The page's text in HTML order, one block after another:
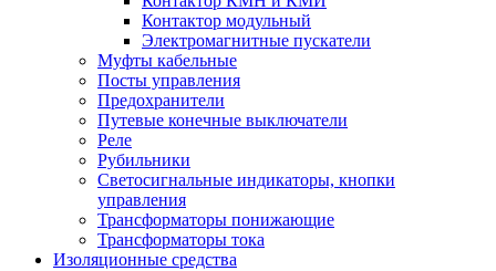
Контактор модульный
Электромагнитные пускатели
Муфты кабельные
Посты управления
Предохранители
Путевые конечные выключатели
Реле
Рубильники
Светосигнальные индикаторы, кнопки
управления
Трансформаторы понижающие
Трансформаторы тока
Изоляционные средства